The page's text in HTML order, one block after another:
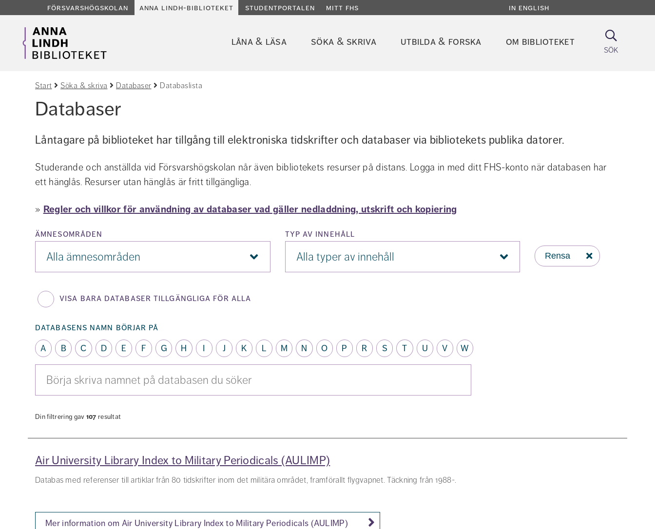
försvarshögskolan anna lindh-biblioteket studentportalen mitt fhs in english
låna & läsa söka & skriva utbilda & forska om biblioteket
sök
Sök
Start Söka & skriva Databaser Databaslista
Databaser
Låntagare på biblioteket har tillgång till elektroniska tidskrifter och databaser via bibliotekets publika datorer.
Studerande och anställda vid Försvarshögskolan når även bibliotekets resurser på distans. Logga in med ditt FHS-konto när databasen har
ett hänglås. Resurser utan hänglås är fritt tillgängliga.
» Regler och villkor för användning av databaser vad gäller nedladdning, utskrift och kopiering
ämnesområden typ av innehåll
av
Rensa
visa bara databaser tillgängliga för alla
databasens namn börjar på
A
B C D E F G H I J K L M N O P R S T U V W
bland
Din filtrering gav 107 resultat
Air University Library Index to Military Periodicals (AULIMP)
Databas med referenser till artiklar från 80 tidskrifter inom det militära området, framförallt flygvapnet. Täckning från 1988-.
Mer information om Air University Library Index to Military Periodicals (AULIMP)